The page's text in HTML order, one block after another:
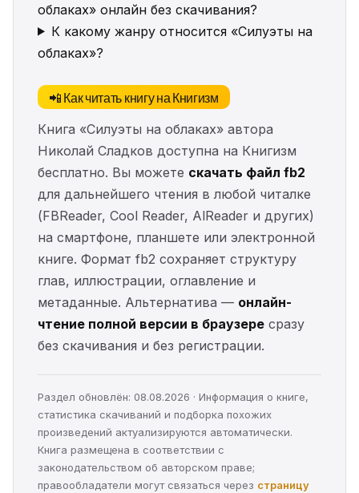
облаках» онлайн без скачивания?
К какому жанру относится «Силуэты на
облаках»?
📲 Как читать книгу на Книгизм
Книга «Силуэты на облаках» автора
Николай Сладков доступна на Книгизм
бесплатно. Вы можете скачать файл fb2
для дальнейшего чтения в любой читалке
(FBReader, Cool Reader, AlReader и других)
на смартфоне, планшете или электронной
книге. Формат fb2 сохраняет структуру
глав, иллюстрации, оглавление и
метаданные. Альтернатива — онлайн-
чтение полной версии в браузере сразу
без скачивания и без регистрации.
Раздел обновлён: 08.08.2026 · Информация о книге,
статистика скачиваний и подборка похожих
произведений актуализируются автоматически.
Книга размещена в соответствии с
законодательством об авторском праве;
правообладатели могут связаться через страницу